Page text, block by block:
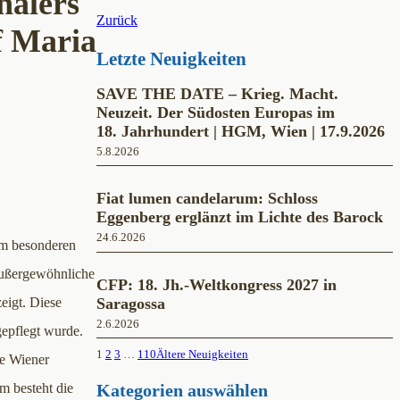
Maria
besonderen
Diese
wurde.
Wiener
besteht die
o
k
g
a
m
b
Zurück
Letzte Neuigkeiten
SAVE THE DATE – Krieg. Macht.
Neuzeit. Der Südosten Europas im
18. Jahrhundert | HGM, Wien | 17.9.2026
5.8.2026
Fiat lumen candelarum: Schloss
Eggenberg erglänzt im Lichte des Barock
24.6.2026
CFP: 18. Jh.-Weltkongress 2027 in
Saragossa
2.6.2026
1 2 3 110Ältere Neuigkeiten
Kategorien auswählen